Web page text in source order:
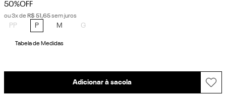
50%OFF
ou3x de R$ 51 ,65sem juros
PP P M G
Tabela de Medidas
Adicionar à sacola